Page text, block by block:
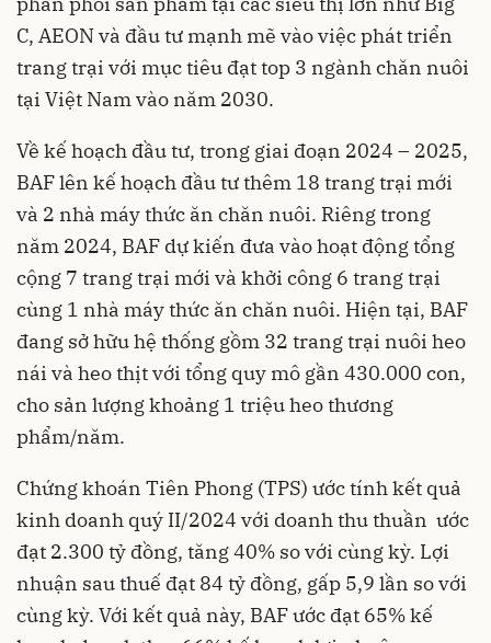
C, AEON và đầu tư mạnh mẽ vào việc phát triển
trang trại với mục tiêu đạt top 3 ngành chăn nuôi
tại Việt Nam vào năm 2030.
Về kế hoạch đầu tư, trong giai đoạn 2024 – 2025,
BAF lên kế hoạch đầu tư thêm 18 trang trại mới
và 2 nhà máy thức ăn chăn nuôi. Riêng trong
năm 2024, BAF dự kiến đưa vào hoạt động tổng
cộng 7 trang trại mới và khởi công 6 trang trại
cùng 1 nhà máy thức ăn chăn nuôi. Hiện tại, BAF
đang sở hữu hệ thống gồm 32 trang trại nuôi heo
nái và heo thịt với tổng quy mô gần 430.000 con,
cho sản lượng khoảng 1 triệu heo thương
phẩm/năm.
Chứng khoán Tiên Phong (TPS) ước tính kết quả
kinh doanh quý II/2024 với doanh thu thuần ước
đạt 2.300 tỷ đồng, tăng 40% so với cùng kỳ. Lợi
nhuận sau thuế đạt 84 tỷ đồng, gấp 5,9 lần so với
cùng kỳ. Với kết quả này, BAF ước đạt 65% kế